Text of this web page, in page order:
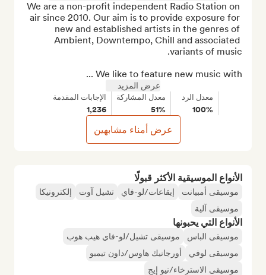
الأنواع الموسيقية الأكثر قبولًا
موسيقى أمبيانت إيقاعات/لو-فاي تشيل آوت
إلكترونيكا
موسيقى آلية
الأنواع التي يحبونها
موسيقى الباس
موسيقى تشيل/لو-فاي هيب هوب
موسيقى لوفي
أورجانيك هاوس/داون تيمبو
موسيقى الاسترخاء/نيو إيج
We are a non-profit independent Radio Station on
air since 2010. Our aim is to provide exposure for
new and established artists in the genres of
Ambient, Downtempo, Chill and associated
We like to feature new music with ...
عرض المزيد
معدل الرد
100%
معدل المشاركة
51%
الإجابات المقدمة
1,236
عرض أمناء مشابهين